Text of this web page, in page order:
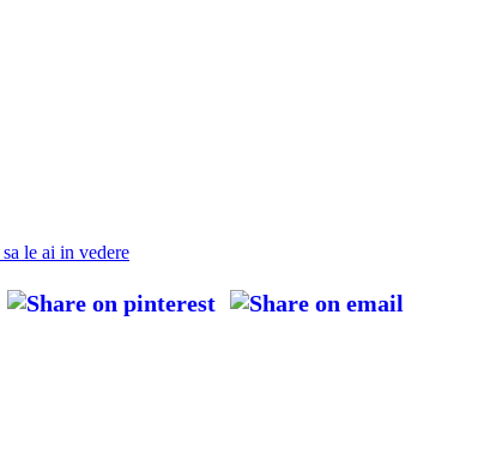
le ai in vedere